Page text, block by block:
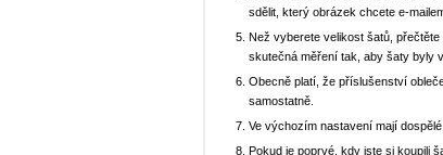
sdělit, který obrázek chcete e-
Než vyberete velikost šatů,
skutečná měření tak, aby šaty byly
Obecně platí, že příslušenství
samostatně.
Ve výchozím nastavení mají
Pokud je poprvé, kdy jste si koupili